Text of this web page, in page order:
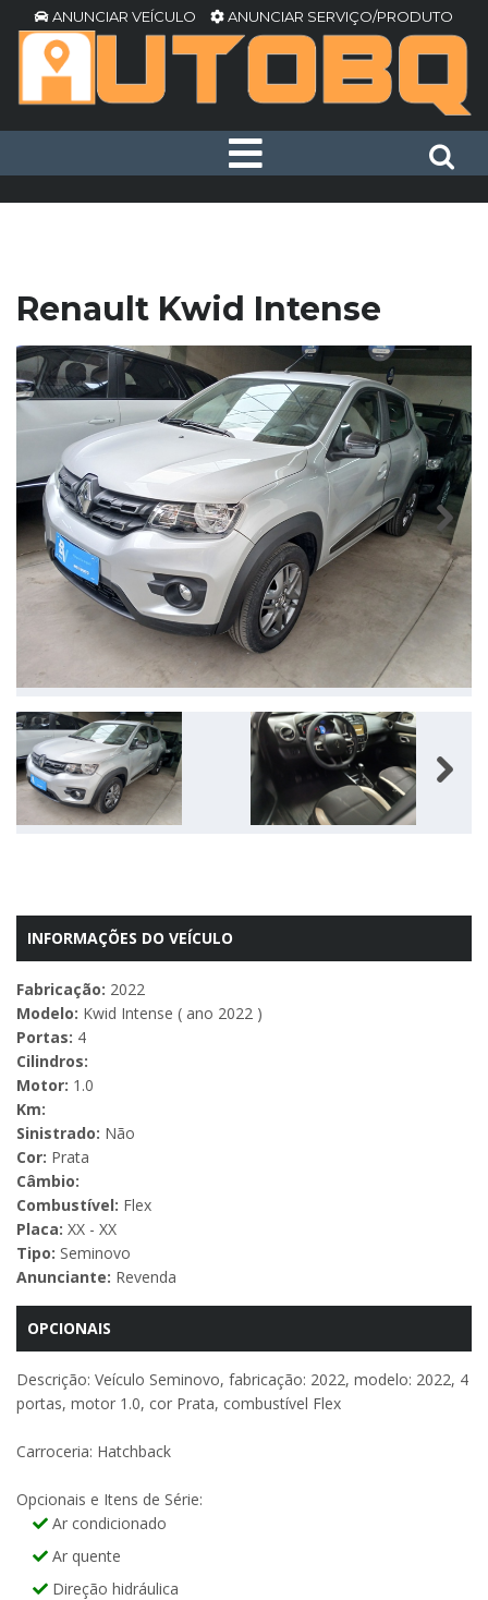
ANUNCIAR VEÍCULO ANUNCIAR SERVIÇO/PRODUTO
Renault Kwid Intense
Next
INFORMAÇÕES DO VEÍCULO
Fabricação: 2022
Modelo: Kwid Intense ( ano 2022 )
Portas: 4
Cilindros:
Motor: 1.0
Km:
Sinistrado: Não
Cor: Prata
Câmbio:
Combustível: Flex
Placa: XX - XX
Tipo: Seminovo
Anunciante: Revenda
OPCIONAIS
Descrição: Veículo Seminovo, fabricação: 2022, modelo: 2022, 4
portas, motor 1.0, cor Prata, combustível Flex
Carroceria: Hatchback
Opcionais e Itens de Série:
Ar condicionado
Ar quente
Direção hidráulica